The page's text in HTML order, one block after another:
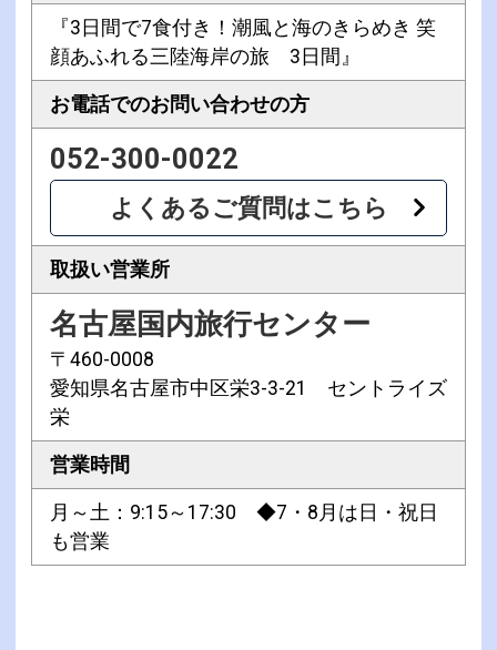
『3日間で7食付き！潮風と海のきらめき 笑
顔あふれる三陸海岸の旅 3日間』
お電話でのお問い合わせの方
052-300-0022
よくあるご質問はこちら
取扱い営業所
名古屋国内旅行センター
〒460-0008
愛知県名古屋市中区栄3-3-21 セントライズ
栄
営業時間
月～土：9:15～17:30 ◆7・8月は日・祝日
も営業